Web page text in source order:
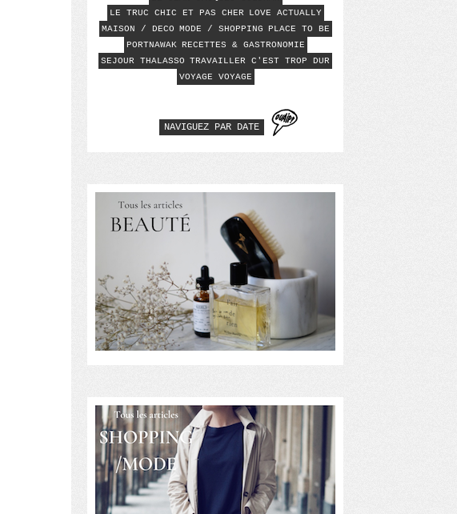
LE TRUC CHIC ET PAS CHER
LOVE ACTUALLY
MAISON / DECO MODE / SHOPPING PLACE TO BE
PORTNAWAK RECETTES & GASTRONOMIE
SEJOUR THALASSO TRAVAILLER C'EST TROP DUR
VOYAGE VOYAGE
NAVIGUEZ PAR DATE